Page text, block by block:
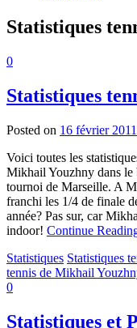
Statistiques
0
Statistiques
Posted on 16 février 2011
Voici toutes les
Mikhail Youzhny dans le
tournoi de Marseille. A
franchi les 1/4 de finale
année? Pas sur, car
indoor! Continue
Statistiques Statistiques
tennis de Mikhail
0
Statistiques et